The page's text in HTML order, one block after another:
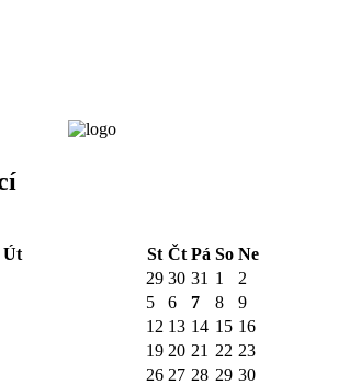
Út St Čt Pá So Ne
29 30 31 1
2
5 6 7 8
9
12 13 14 15 16
19 20 21 22 23
26 27 28 29 30